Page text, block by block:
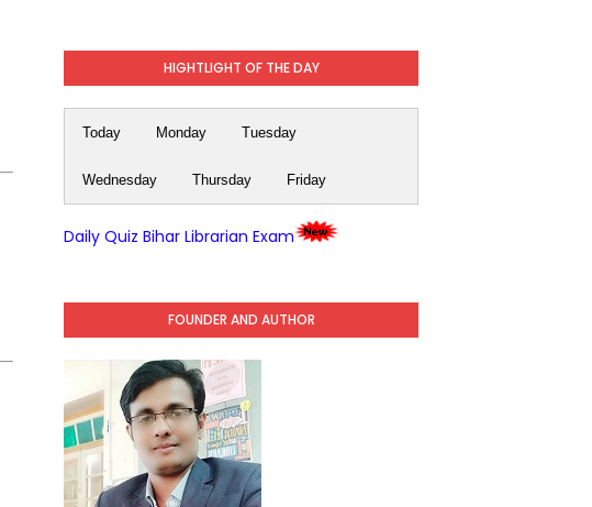
HIGHTLIGHT OF THE DAY
Today Monday Tuesday
Wednesday Thursday Friday
Daily Quiz Bihar Librarian Exam
FOUNDER AND AUTHOR